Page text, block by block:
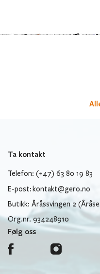
Ta kontakt
Telefon: (+47) 63 80 19 83
E-post: kontakt@gero.no
Butikk: Åråssvingen 2
Org.nr. 934248910
Følg oss